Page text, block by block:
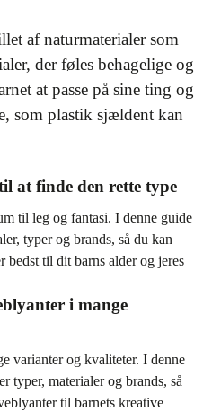
af naturmaterialer som
der føles behagelige og
at passe på sine ting og
som plastik sjældent kan
at finde den rette type
til leg og fantasi. I denne guide
typer og brands, så du kan
bedst til dit barns alder og jeres
i mange
varianter og kvaliteter. I denne
typer, materialer og brands, så
til barnets kreative